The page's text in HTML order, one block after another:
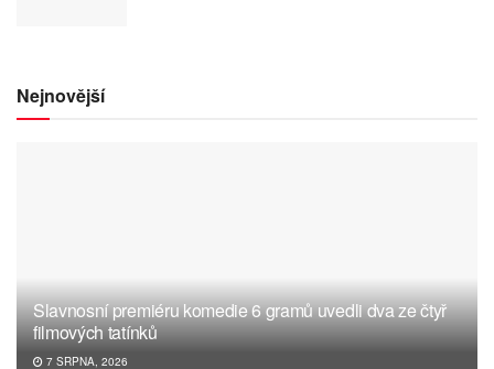
Nejnovější
Slavnosní premiéru komedie 6 gramů uvedli dva ze čtyř
filmových tatínků
7 SRPNA, 2026